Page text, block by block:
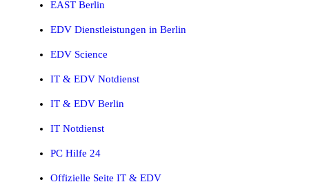
EAST Berlin
EDV Dienstleistungen in Berlin
EDV Science
IT & EDV Notdienst
IT & EDV Berlin
IT Notdienst
PC Hilfe 24
Offizielle Seite IT & EDV